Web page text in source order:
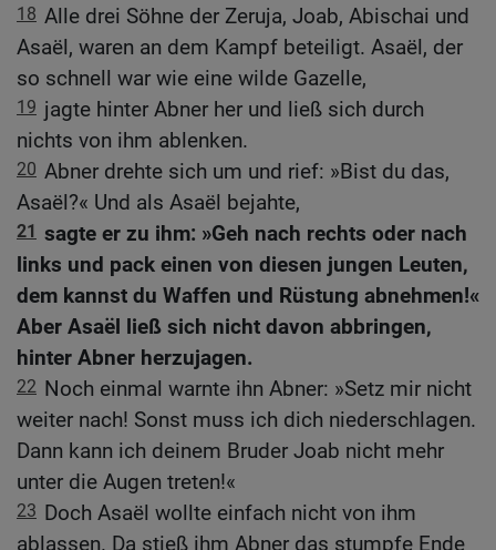
18 Alle drei Söhne der Zeruja, Joab, Abischai und
Asaël, waren an dem Kampf beteiligt. Asaël, der
so schnell war wie eine wilde Gazelle,
19 jagte hinter Abner her und ließ sich durch
nichts von ihm ablenken.
20 Abner drehte sich um und rief: »Bist du das,
Asaël?« Und als Asaël bejahte,
21 sagte er zu ihm: »Geh nach rechts oder nach
links und pack einen von diesen jungen Leuten,
dem kannst du Waffen und Rüstung abnehmen!«
Aber Asaël ließ sich nicht davon abbringen,
hinter Abner herzujagen.
22 Noch einmal warnte ihn Abner: »Setz mir nicht
weiter nach! Sonst muss ich dich niederschlagen.
Dann kann ich deinem Bruder Joab nicht mehr
unter die Augen treten!«
23 Doch Asaël wollte einfach nicht von ihm
ablassen. Da stieß ihm Abner das stumpfe Ende